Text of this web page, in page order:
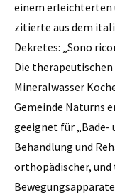
einem erleichterten
zitierte aus dem
Dekretes: „Sono
Die
Mineralwasser
Gemeinde Naturns
geeignet für „Bade-
Behandlung und
orthopädischer,